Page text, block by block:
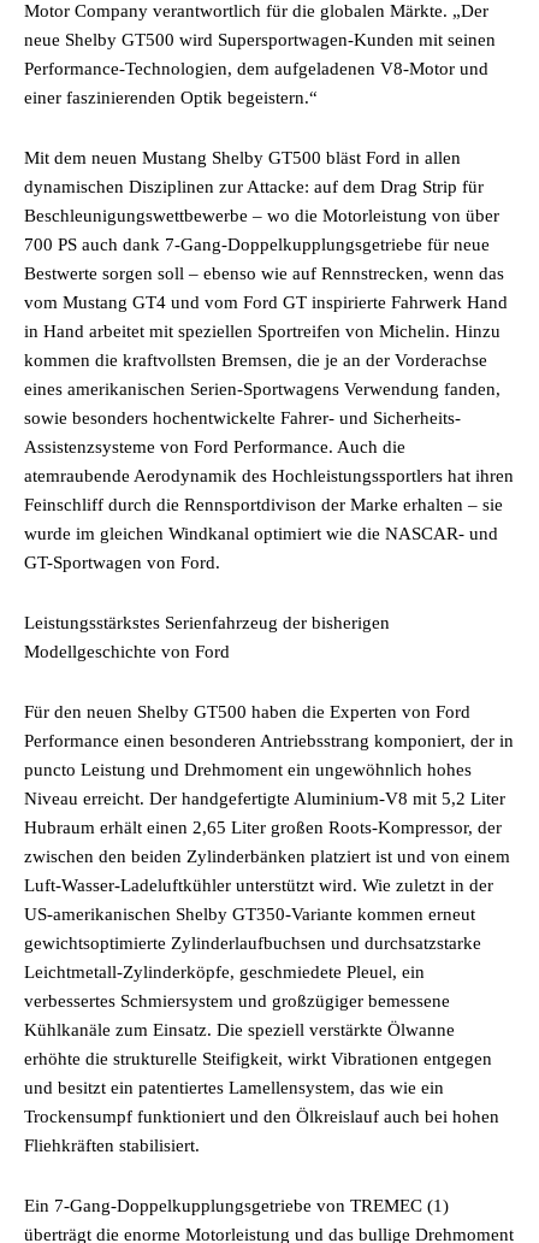
Motor Company verantwortlich für die globalen Märkte. „Der
neue Shelby GT500 wird Supersportwagen-Kunden mit seinen
Performance-Technologien, dem aufgeladenen V8-Motor und
einer faszinierenden Optik begeistern.“
Mit dem neuen Mustang Shelby GT500 bläst Ford in allen
dynamischen Disziplinen zur Attacke: auf dem Drag Strip für
Beschleunigungswettbewerbe – wo die Motorleistung von über
700 PS auch dank 7-Gang-Doppelkupplungsgetriebe für neue
Bestwerte sorgen soll – ebenso wie auf Rennstrecken, wenn das
vom Mustang GT4 und vom Ford GT inspirierte Fahrwerk Hand
in Hand arbeitet mit speziellen Sportreifen von Michelin. Hinzu
kommen die kraftvollsten Bremsen, die je an der Vorderachse
eines amerikanischen Serien-Sportwagens Verwendung fanden,
sowie besonders hochentwickelte Fahrer- und Sicherheits-
Assistenzsysteme von Ford Performance. Auch die
atemraubende Aerodynamik des Hochleistungssportlers hat ihren
Feinschliff durch die Rennsportdivison der Marke erhalten – sie
wurde im gleichen Windkanal optimiert wie die NASCAR- und
GT-Sportwagen von Ford.
Leistungsstärkstes Serienfahrzeug der bisherigen
Modellgeschichte von Ford
Für den neuen Shelby GT500 haben die Experten von Ford
Performance einen besonderen Antriebsstrang komponiert, der in
puncto Leistung und Drehmoment ein ungewöhnlich hohes
Niveau erreicht. Der handgefertigte Aluminium-V8 mit 5,2 Liter
Hubraum erhält einen 2,65 Liter großen Roots-Kompressor, der
zwischen den beiden Zylinderbänken platziert ist und von einem
Luft-Wasser-Ladeluftkühler unterstützt wird. Wie zuletzt in der
US-amerikanischen Shelby GT350-Variante kommen erneut
gewichtsoptimierte Zylinderlaufbuchsen und durchsatzstarke
Leichtmetall-Zylinderköpfe, geschmiedete Pleuel, ein
verbessertes Schmiersystem und großzügiger bemessene
Kühlkanäle zum Einsatz. Die speziell verstärkte Ölwanne
erhöhte die strukturelle Steifigkeit, wirkt Vibrationen entgegen
und besitzt ein patentiertes Lamellensystem, das wie ein
Trockensumpf funktioniert und den Ölkreislauf auch bei hohen
Fliehkräften stabilisiert.
Ein 7-Gang-Doppelkupplungsgetriebe von TREMEC (1)
überträgt die enorme Motorleistung und das bullige Drehmoment